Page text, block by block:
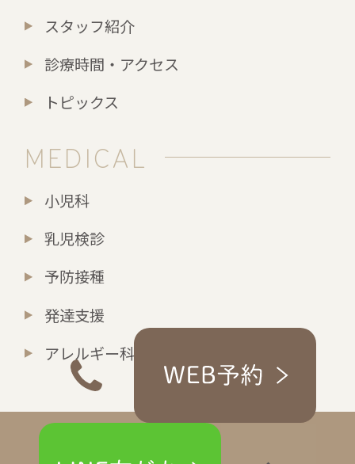
スタッフ紹介
診療時間・アクセス
トピックス
MEDICAL
小児科
乳児検診
予防接種
発達支援
アレルギー科